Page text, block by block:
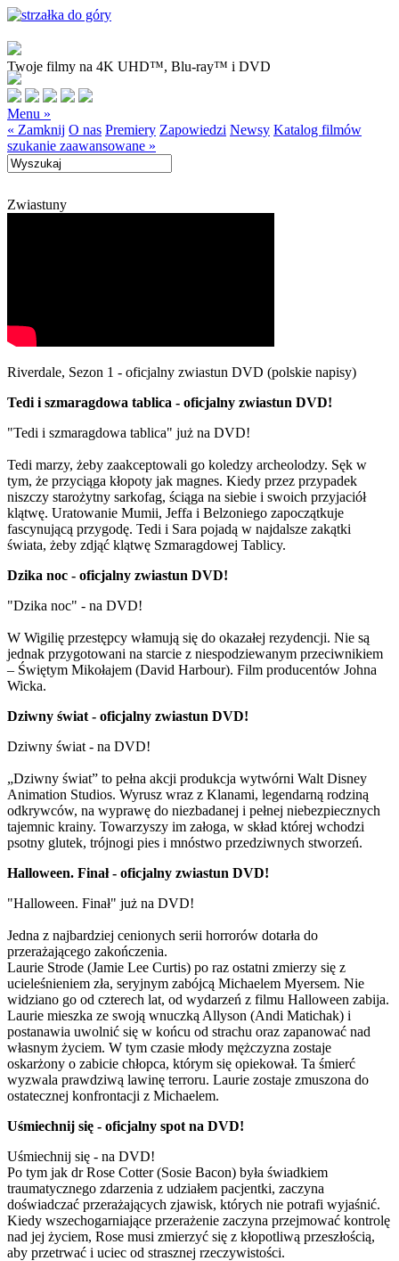
Twoje filmy na 4K UHD™, Blu-ray™ i DVD
Menu »
« Zamknij O nas Premiery Zapowiedzi Newsy Katalog filmów
szukanie zaawansowane »
Zwiastuny
Riverdale, Sezon 1 - oficjalny zwiastun DVD (polskie napisy)
Tedi i szmaragdowa tablica - oficjalny zwiastun DVD!
"Tedi i szmaragdowa tablica" już na DVD!
Tedi marzy, żeby zaakceptowali go koledzy archeolodzy. Sęk w
tym, że przyciąga kłopoty jak magnes. Kiedy przez przypadek
niszczy starożytny sarkofag, ściąga na siebie i swoich przyjaciół
klątwę. Uratowanie Mumii, Jeffa i Belzoniego zapoczątkuje
fascynującą przygodę. Tedi i Sara pojadą w najdalsze zakątki
świata, żeby zdjąć klątwę Szmaragdowej Tablicy.
Dzika noc - oficjalny zwiastun DVD!
"Dzika noc" - na DVD!
W Wigilię przestępcy włamują się do okazałej rezydencji. Nie są
jednak przygotowani na starcie z niespodziewanym przeciwnikiem
– Świętym Mikołajem (David Harbour). Film producentów Johna
Wicka.
Dziwny świat - oficjalny zwiastun DVD!
Dziwny świat - na DVD!
„Dziwny świat” to pełna akcji produkcja wytwórni Walt Disney
Animation Studios. Wyrusz wraz z Klanami, legendarną rodziną
odkrywców, na wyprawę do niezbadanej i pełnej niebezpiecznych
tajemnic krainy. Towarzyszy im załoga, w skład której wchodzi
psotny glutek, trójnogi pies i mnóstwo przedziwnych stworzeń.
Halloween. Finał - oficjalny zwiastun DVD!
"Halloween. Finał" już na DVD!
Jedna z najbardziej cenionych serii horrorów dotarła do
przerażającego zakończenia.
Laurie Strode (Jamie Lee Curtis) po raz ostatni zmierzy się z
ucieleśnieniem zła, seryjnym zabójcą Michaelem Myersem. Nie
widziano go od czterech lat, od wydarzeń z filmu Halloween zabija.
Laurie mieszka ze swoją wnuczką Allyson (Andi Matichak) i
postanawia uwolnić się w końcu od strachu oraz zapanować nad
własnym życiem. W tym czasie młody mężczyzna zostaje
oskarżony o zabicie chłopca, którym się opiekował. Ta śmierć
wyzwala prawdziwą lawinę terroru. Laurie zostaje zmuszona do
ostatecznej konfrontacji z Michaelem.
Uśmiechnij się - oficjalny spot na DVD!
Uśmiechnij się - na DVD!
Po tym jak dr Rose Cotter (Sosie Bacon) była świadkiem
traumatycznego zdarzenia z udziałem pacjentki, zaczyna
doświadczać przerażających zjawisk, których nie potrafi wyjaśnić.
Kiedy wszechogarniające przerażenie zaczyna przejmować kontrolę
nad jej życiem, Rose musi zmierzyć się z kłopotliwą przeszłością,
aby przetrwać i uciec od strasznej rzeczywistości.